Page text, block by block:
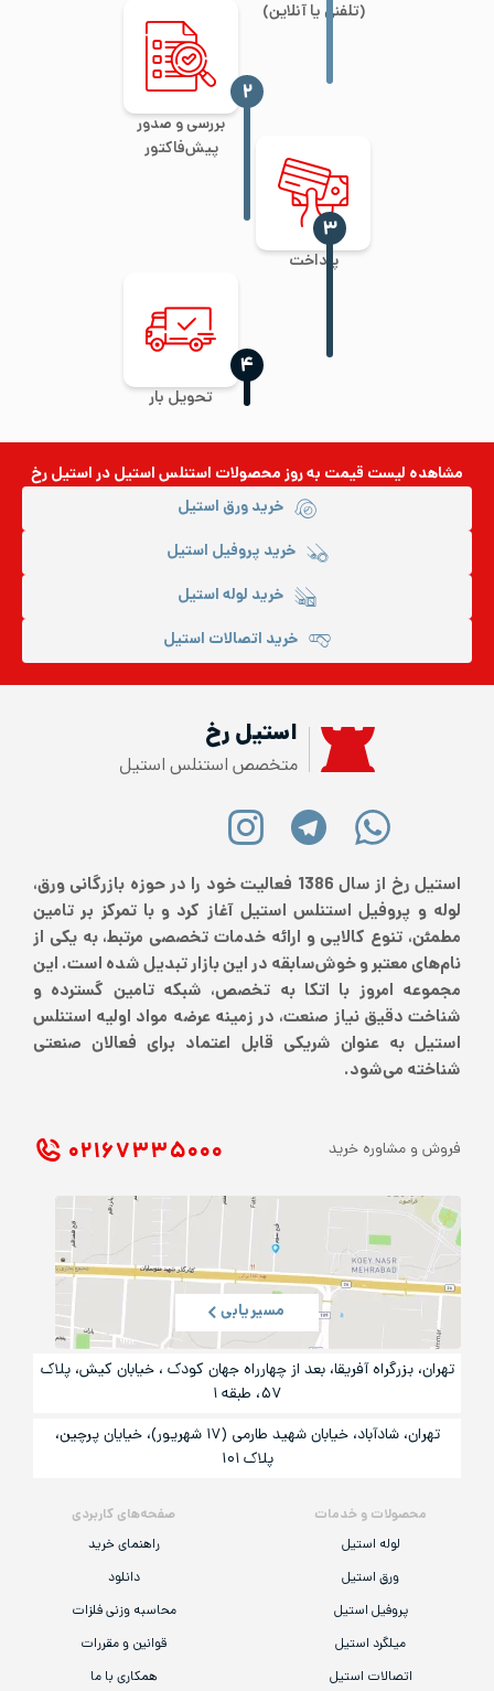
(تلفنی یا آنلاین)
بررسی و صدور
پیش‌فاکتور
‍۲
پرداخت
‍۳
تحویل بار
‍۴
مشاهده لیست قیمت به روزمحصولات استنلس استیلدر استیل رخ
خرید ورق استیل
خرید پروفیل استیل
خرید لوله استیل
خرید اتصالات استیل
استیل رخ
متخصص استنلس استیل
استیل رخ از سال 1386 فعالیت خود را در حوزه بازرگانی ورق،
لوله و پروفیل استنلس استیل آغاز کرد و با تمرکز بر تامین
مطمئن، تنوع کالایی و ارائه خدمات تخصصی مرتبط، به یکی از
نام‌های معتبر و خوش‌سابقه در این بازار تبدیل شده است. این
مجموعه امروز با اتکا به تخصص، شبکه تامین گسترده و
شناخت دقیق نیاز صنعت، در زمینه عرضه مواد اولیه استنلس
استیل به عنوان شریکی قابل اعتماد برای فعالان صنعتی
شناخته می‌شود.
محصولات و خدمات
لوله استیل
ورق استیل
پروفیل استیل
میلگرد استیل
اتصالات استیل
صفحه‌های کاربردی
راهنمای خرید
دانلود
محاسبه وزنی فلزات
قوانین و مقررات
همکاری با ما
فروش و مشاوره خرید ۰۲۱ ۶۷۳۳۵۰۰۰
مسیریابی
تهران، بزرگراه آفریقا، بعد از چهارراه جهان کودک ، خیابان کیش، پلاک
۵۷، طبقه ۱
تهران، شادآباد، خیابان شهید طارمی (۱۷ شهریور)، خیایان پرچین،
پلاک ۱۰۱